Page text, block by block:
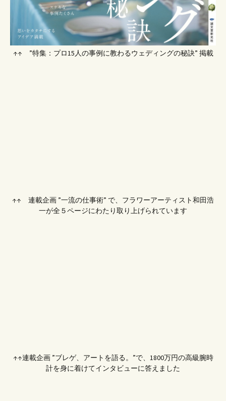
↑↑ ”特集：プロ15人の事例に教わるウェディングの秘訣” 掲載
↑↑ 連載企画 ”一流の仕事術” で、フラワーアーティスト和田浩
一が全５ページにわたり取り上げられています
↑↑連載企画 ”ブレゲ、アートを語る。”で、1800万円の高級腕時
計を身に着けてインタビューに答えました